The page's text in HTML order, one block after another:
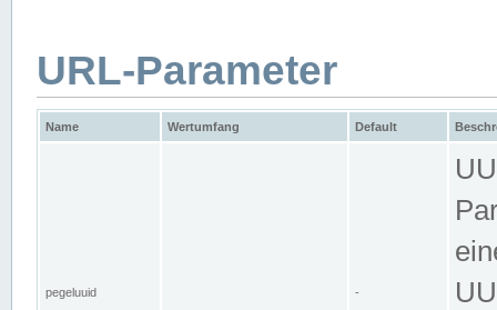
URL-Parameter
Name Wertumfang Default
pegeluuid -